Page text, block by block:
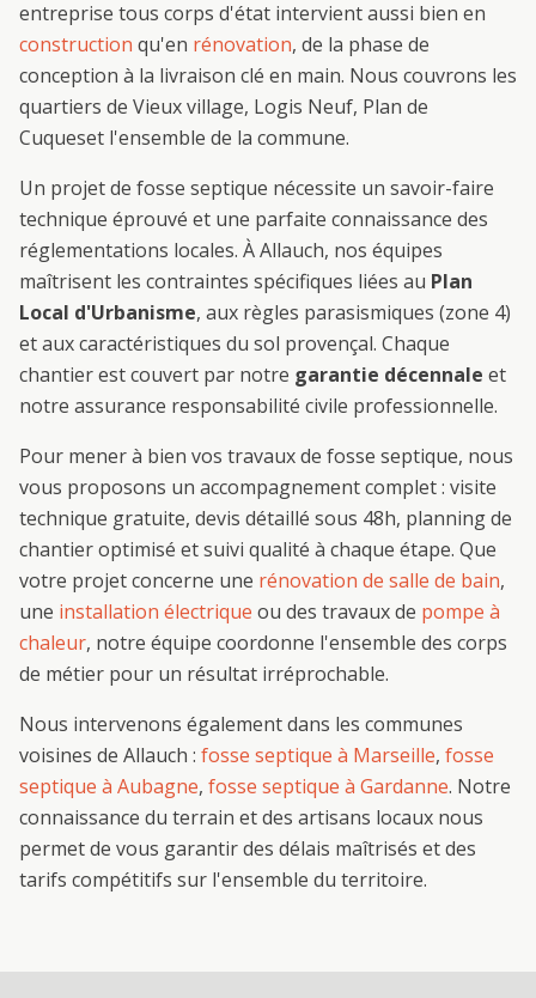
entreprise tous corps d'état intervient aussi bien en
construction qu'en rénovation, de la phase de
conception à la livraison clé en main. Nous couvrons les
quartiers de Vieux village, Logis Neuf, Plan de
Cuqueset l'ensemble de la commune.
Un projet de fosse septique nécessite un savoir-faire
technique éprouvé et une parfaite connaissance des
réglementations locales. ÀAllauch, nos équipes
maîtrisent les contraintes spécifiques liées au Plan
Local d'Urbanisme, aux règles parasismiques (zone 4)
et aux caractéristiques du sol provençal. Chaque
chantier est couvert par notre garantie décennale et
notre assurance responsabilité civile professionnelle.
Pour mener à bien vos travaux de fosse septique, nous
vous proposons un accompagnement complet : visite
technique gratuite, devis détaillé sous 48h, planning de
chantier optimisé et suivi qualité à chaque étape. Que
votre projet concerne une rénovation de salle de bain,
une installation électrique ou des travaux de pompe à
chaleur, notre équipe coordonne l'ensemble des corps
de métier pour un résultat irréprochable.
Nous intervenons également dans les communes
voisines de Allauch : fosse septique à Marseille, fosse
septique à Aubagne, fosse septique à Gardanne. Notre
connaissance du terrain et des artisans locaux nous
permet de vous garantir des délais maîtrisés et des
tarifs compétitifs sur l'ensemble du territoire.